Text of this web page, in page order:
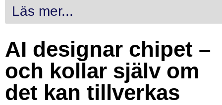
Läs mer...
AI designar chipet –
och kollar själv om
det kan tillverkas